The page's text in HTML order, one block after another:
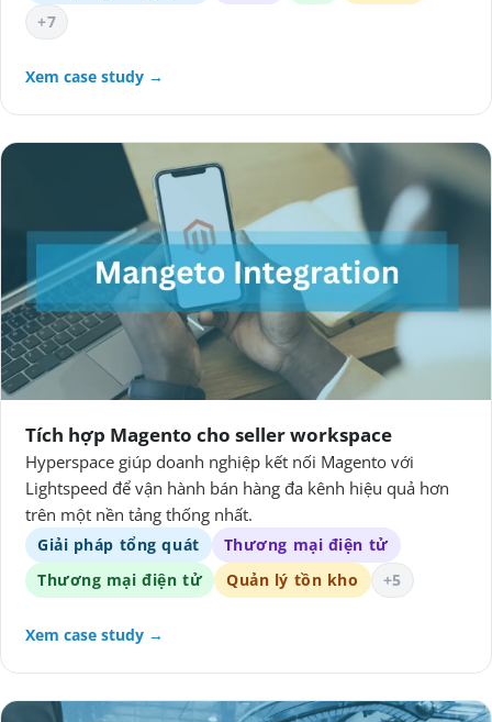
+7
Xem case study →
Tích hợp Magento cho seller workspace
Hyperspace giúp doanh nghiệp kết nối Magento với
Lightspeed để vận hành bán hàng đa kênh hiệu quả hơn
trên một nền tảng thống nhất.
Giải pháp tổng quát
Thương mại điện tử
Thương mại điện tử
Quản lý tồn kho +5
Xem case study →